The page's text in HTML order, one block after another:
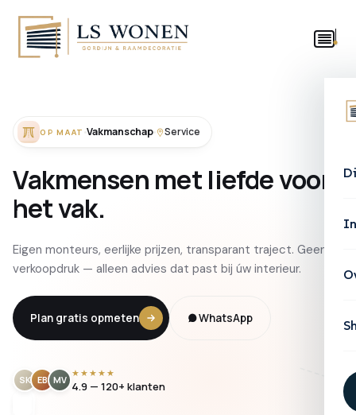
OP MAAT Vakmanschap Service
Vakmensen met liefdevoor
hetvak.
Eigen monteurs, eerlijke prijzen, transparant traject. Geen
verkoopdruk — alleen advies dat past bij úw interieur.
Plan gratis opmeten WhatsApp
SK EB MV
★★★★★
4.9 — 120+ klanten